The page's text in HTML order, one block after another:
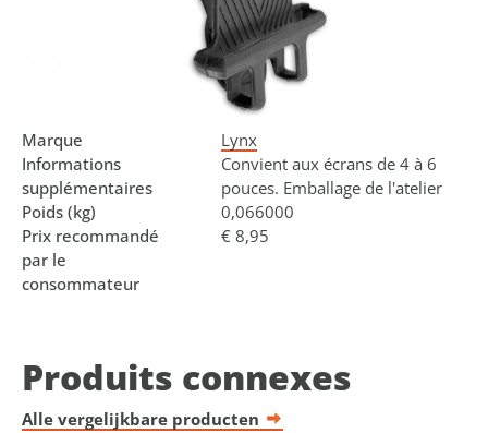
Specificaties
440760.OE
8714868041496
Marque
Lynx
Informations
supplémentaires
Convient aux écrans de 4 à 6
pouces. Emballage de l'atelier
Poids (kg)
0,066000
Prix recommandé
par le
consommateur
€ 8,95
Produits connexes
Alle vergelijkbare producten